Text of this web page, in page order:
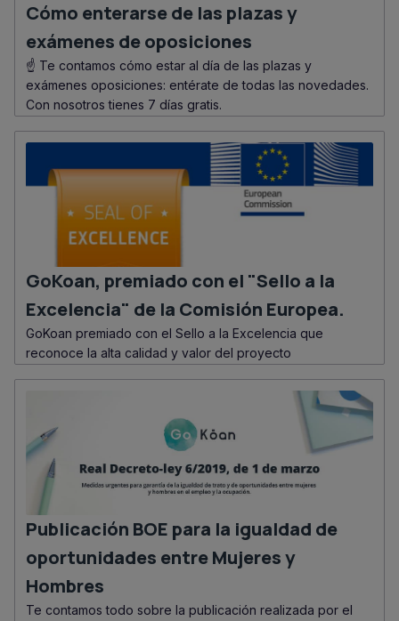
Cómo enterarse de las plazas y
exámenes de oposiciones
☝️ Te contamos cómo estar al día de las plazas y
exámenes oposiciones: entérate de todas las novedades.
Con nosotros tienes 7 días gratis.
GoKoan, premiado con el "Sello a la
Excelencia" de la Comisión Europea.
GoKoan premiado con el Sello a la Excelencia que
reconoce la alta calidad y valor del proyecto
Publicación BOE para la igualdad de
oportunidades entre Mujeres y
Hombres
Te contamos todo sobre la publicación realizada por el